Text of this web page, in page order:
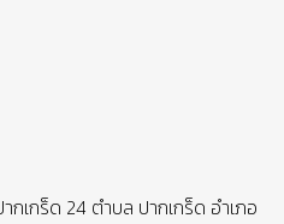
เกร็ด 24 ตำบล ปากเกร็ด อำเภอ